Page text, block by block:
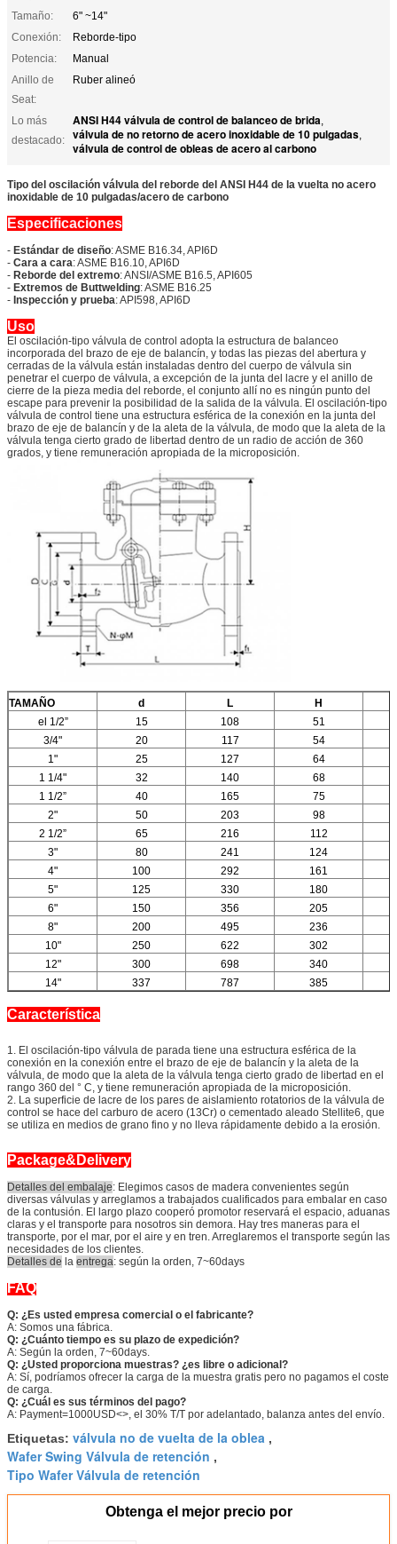
Tamaño:
6" ~14"
Conexión:
Reborde-tipo
Potencia:
Manual
Anillo de
Seat:
Ruber alineó
Lo más
destacado:
ANSI H44 válvula de control de balanceo de brida,
válvula de no retorno de acero inoxidable de 10 pulgadas,
válvula de control de obleas de acero al carbono
Tipo del oscilación válvula del reborde del ANSI H44 de la vuelta no acero
inoxidable de 10 pulgadas/acero de carbono
Especificaciones
- Estándar de diseño: ASME B16.34, API6D
- Cara a cara: ASME B16.10, API6D
- Reborde del extremo: ANSI/ASME B16.5, API605
- Extremos de Buttwelding: ASME B16.25
- Inspección y prueba: API598, API6D
Uso
El oscilación-tipo válvula de control adopta la estructura de balanceo
incorporada del brazo de eje de balancín, y todas las piezas del abertura y
cerradas de la válvula están instaladas dentro del cuerpo de válvula sin
penetrar el cuerpo de válvula, a excepción de la junta del lacre y el anillo de
cierre de la pieza media del reborde, el conjunto allí no es ningún punto del
escape para prevenir la posibilidad de la salida de la válvula. El oscilación-tipo
válvula de control tiene una estructura esférica de la conexión en la junta del
brazo de eje de balancín y de la aleta de la válvula, de modo que la aleta de la
válvula tenga cierto grado de libertad dentro de un radio de acción de 360
grados, y tiene remuneración apropiada de la microposición.
TAMAÑO d L
H
el 1/2”
15 108
51
3/4"
20 117
54
1"
25 127
64
1 1/4"
32 140
68
1 1/2”
40 165
75
2"
50 203
98
2 1/2”
65 216
112
3"
80 241
124
4"
100 292
161
5"
125 330
180
6"
150 356
205
8"
200 495
236
10"
250 622
302
12"
300 698
340
14"
337 787 385
Característica
1. El oscilación-tipo válvula de parada tiene una estructura esférica de la
conexión en la conexión entre el brazo de eje de balancín y la aleta de la
válvula, de modo que la aleta de la válvula tenga cierto grado de libertad en el
rango 360 del ° C, y tiene remuneración apropiada de la microposición.
2. La superficie de lacre de los pares de aislamiento rotatorios de la válvula de
control se hace del carburo de acero (13Cr) o cementado aleado Stellite6, que
se utiliza en medios de grano fino y no lleva rápidamente debido a la erosión.
Package&Delivery
Detalles del embalaje: Elegimos casos de madera convenientes según
diversas válvulas y arreglamos a trabajados cualificados para embalar en caso
de la contusión. El largo plazo cooperó promotor reservará el espacio, aduanas
claras y el transporte para nosotros sin demora. Hay tres maneras para el
transporte, por el mar, por el aire y en tren. Arreglaremos el transporte según las
necesidades de los clientes.
Detalles de la entrega: según la orden, 7~60days
FAQ
Q: ¿Es usted empresa comercial o el fabricante?
A: Somos una fábrica.
Q: ¿Cuánto tiempo es su plazo de expedición?
A: Según la orden, 7~60days.
Q: ¿Usted proporciona muestras? ¿es libre o adicional?
A: Sí, podríamos ofrecer la carga de la muestra gratis pero no pagamos el coste
de carga.
Q: ¿Cuál es sus términos del pago?
A: Payment=1000USD<>, el 30% T/T por adelantado, balanza antes del envío.
Etiquetas: válvula no de vuelta de la oblea ,
Wafer Swing Válvula de retención ,
Tipo Wafer Válvula de retención
Obtenga el mejor precio por